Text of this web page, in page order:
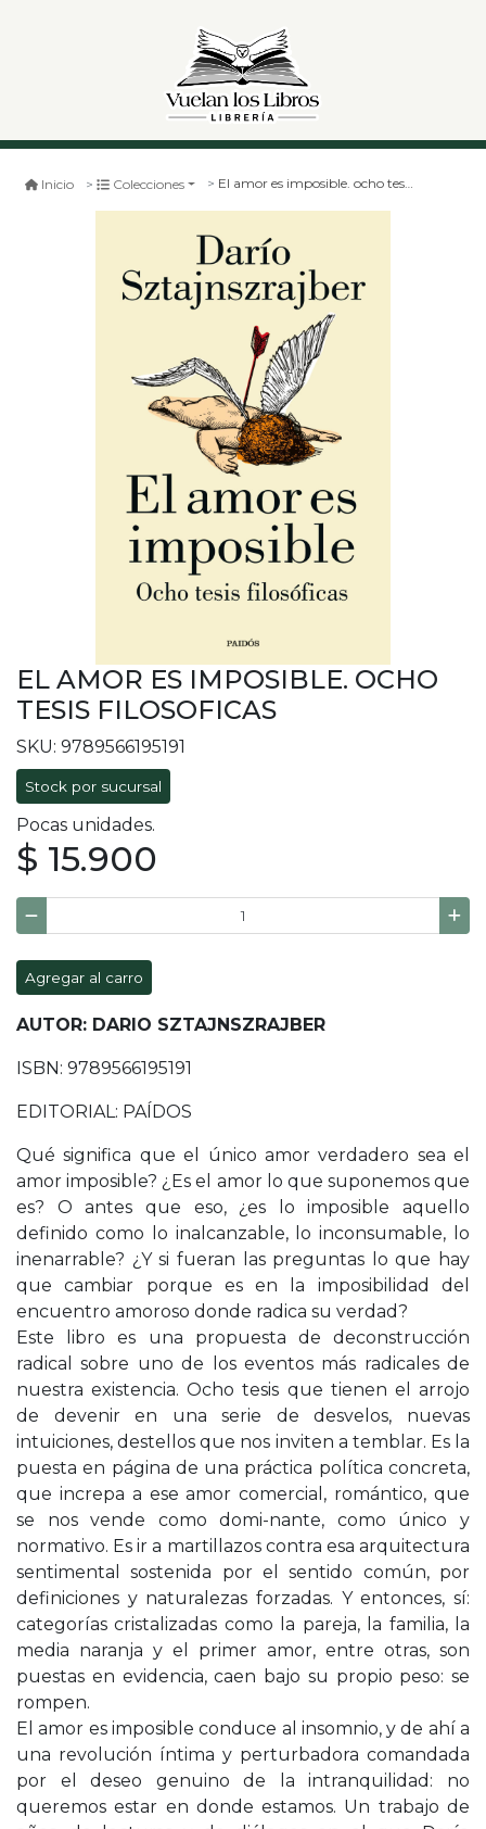
Inicio Colecciones El amor es imposible. ocho tesis filosoficas
EL AMOR ES IMPOSIBLE. OCHO
TESIS FILOSOFICAS
SKU: 9789566195191
Stock por sucursal
Pocas unidades.
$ 15.900
Agregar al carro
AUTOR: DARIO SZTAJNSZRAJBER
ISBN: 9789566195191
EDITORIAL: PAÍDOS
Qué significa que el único amor verdadero sea el
amor imposible? ¿Es el amor lo que suponemos que
es? O antes que eso, ¿es lo imposible aquello
definido como lo inalcanzable, lo inconsumable, lo
inenarrable? ¿Y si fueran las preguntas lo que hay
que cambiar porque es en la imposibilidad del
encuentro amoroso donde radica su verdad?
Este libro es una propuesta de deconstrucción
radical sobre uno de los eventos más radicales de
nuestra existencia. Ocho tesis que tienen el arrojo
de devenir en una serie de desvelos, nuevas
intuiciones, destellos que nos inviten a temblar. Es la
puesta en página de una práctica política concreta,
que increpa a ese amor comercial, romántico, que
se nos vende como domi-nante, como único y
normativo. Es ir a martillazos contra esa arquitectura
sentimental sostenida por el sentido común, por
definiciones y naturalezas forzadas. Y entonces, sí:
categorías cristalizadas como la pareja, la familia, la
media naranja y el primer amor, entre otras, son
puestas en evidencia, caen bajo su propio peso: se
rompen.
El amor es imposible conduce al insomnio, y de ahí a
una revolución íntima y perturbadora comandada
por el deseo genuino de la intranquilidad: no
queremos estar en donde estamos. Un trabajo de